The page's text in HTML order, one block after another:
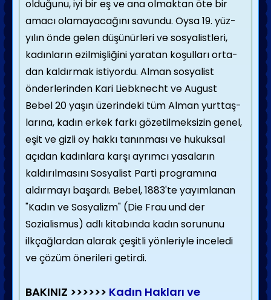
olduğunu, iyi bir eş ve ana olmaktan öte bir
amacı olamayacağını savundu. Oysa 19. yüz­
yılın önde gelen düşünürleri ve sosyalistleri,
kadınların ezilmişliğini yaratan koşulları orta­
dan kaldırmak istiyordu. Alman sosyalist
önderlerinden Kari Liebknecht ve August
Bebel 20 yaşın üzerindeki tüm Alman yurttaş­
larına, kadın erkek farkı gözetilmeksizin ge­nel,
eşit ve gizli oy hakkı tanınması ve hukuksal
açıdan kadınlara karşı ayrımcı yasaların
kaldırılmasını Sosyalist Parti programına
aldırmayı başardı. Bebel, 1883'te yayımlanan
"Kadın ve Sosyalizm" (Die Frau und der
Sozialismus) adlı kitabında kadın sorununu
ilkçağ­lardan alarak çeşitli yönleriyle inceledi
ve çözüm önerileri getirdi.
BAKINIZ >>>>>> Kadın Hakları ve